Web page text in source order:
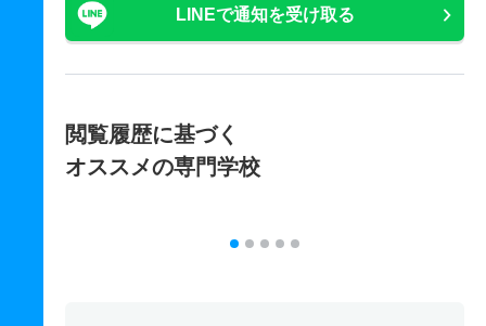
LINEで通知を受け取る
閲覧履歴に基づく
オススメの専門学校